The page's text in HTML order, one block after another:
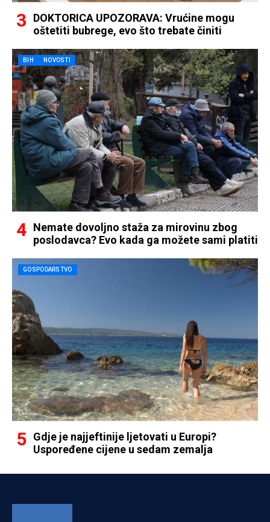
DOKTORICA UPOZORAVA: Vrućine mogu
oštetiti bubrege, evo što trebate činiti
BIH NOVOSTI
Nemate dovoljno staža za mirovinu zbog
poslodavca? Evo kada ga možete sami platiti
GOSPODARSTVO
Gdje je najjeftinije ljetovati u Europi?
Uspoređene cijene u sedam zemalja